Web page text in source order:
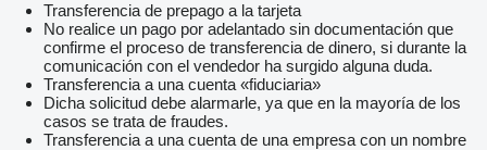
Transferencia de prepago a la tarjeta
No realice un pago por adelantado sin documentación que
confirme el proceso de transferencia de dinero, si durante la
comunicación con el vendedor ha surgido alguna duda.
Transferencia a una cuenta «fiduciaria»
Dicha solicitud debe alarmarle, ya que en la mayoría de los
casos se trata de fraudes.
Transferencia a una cuenta de una empresa con un nombre